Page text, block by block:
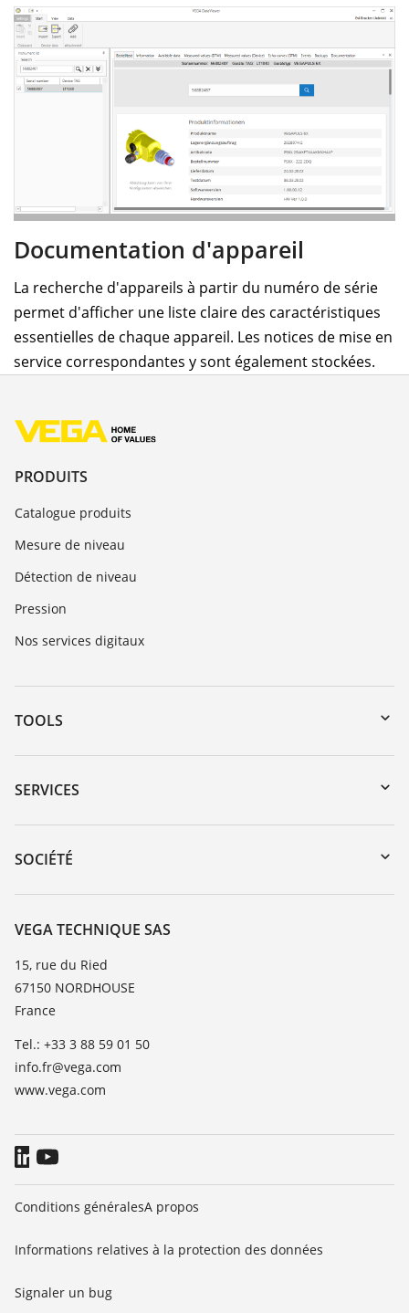
Documentation d'appareil
La recherche d'appareils à partir du numéro de série
permet d'afficher une liste claire des caractéristiques
essentielles de chaque appareil. Les notices de mise en
service correspondantes y sont également stockées.
PRODUITS
Catalogue produits
Mesure de niveau
Détection de niveau
Pression
Nos services digitaux
TOOLS
Téléchargements
Recherche par numéro de série
DTM Collection/PACTware
SERVICES
Retour d'appareil
Formations
TeamViewer
SOCIÉTÉ
Carrière
À propos de VEGA
Contact
News
Presse
Blog
VEGA TECHNIQUE SAS
15, rue du Ried
67150 NORDHOUSE
France
Tel.: +33 3 88 59 01 50
info.fr@vega.com
www.vega.com
Conditions généralesA propos
Informations relatives à la protection des données
Signaler un bug